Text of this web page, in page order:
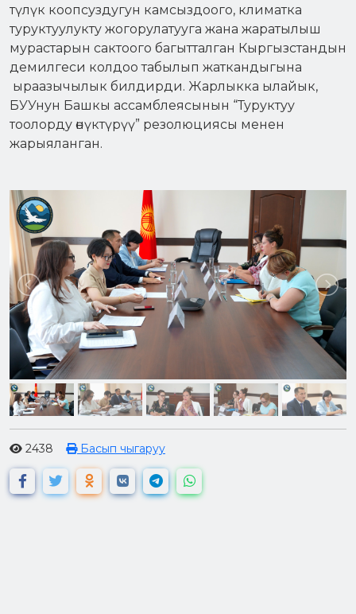
түлүк коопсуздугун камсыздоого, климатка
туруктуулукту жогорулатууга жана жаратылыш
мурастарын сактоого багытталган Кыргызстандын
демилгеси колдоо табылып жаткандыгына
ыраазычылык билдирди. Жарлыкка ылайык,
БУУнун Башкы ассамблеясынын “Туруктуу
тоолорду өнүктүрүү” резолюциясы менен
жарыяланган.
2438 Басып чыгаруу